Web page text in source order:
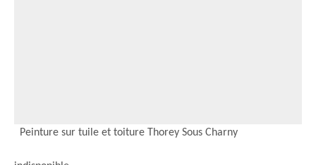
Peinture sur tuile et toiture Thorey Sous Charny